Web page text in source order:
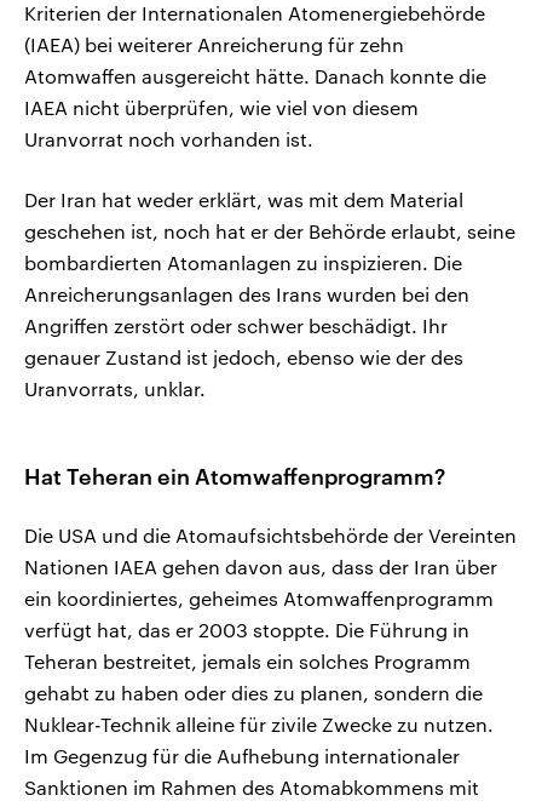
Kriterien der Internationalen Atomenergiebehörde
(IAEA) bei weiterer Anreicherung für zehn
Atomwaffen ausgereicht hätte. Danach konnte die
IAEA nicht überprüfen, wie viel von diesem
Uranvorrat noch vorhanden ist.
Der Iran hat weder erklärt, was mit dem Material
geschehen ist, noch hat er der Behörde erlaubt, seine
bombardierten Atomanlagen zu inspizieren. Die
Anreicherungsanlagen des Irans wurden bei den
Angriffen zerstört oder schwer beschädigt. Ihr
genauer Zustand ist jedoch, ebenso wie der des
Uranvorrats, unklar.
Hat Teheran ein Atomwaffenprogramm?
Die USA und die Atomaufsichtsbehörde der Vereinten
Nationen IAEA gehen davon aus, dass der Iran über
ein koordiniertes, geheimes Atomwaffenprogramm
verfügt hat, das er 2003 stoppte. Die Führung in
Teheran bestreitet, jemals ein solches Programm
gehabt zu haben oder dies zu planen, sondern die
Nuklear-Technik alleine für zivile Zwecke zu nutzen.
Im Gegenzug für die Aufhebung internationaler
Sanktionen im Rahmen des Atomabkommens mit